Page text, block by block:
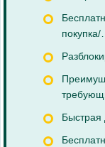
покупка/…
Быстрая